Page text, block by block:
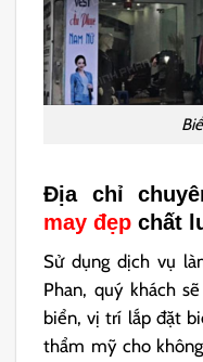
Địa chỉ
may đẹp chất
Sử dụng dịch vụ
Phan, quý khách
biển, vị trí lắp đặt
thẩm mỹ cho